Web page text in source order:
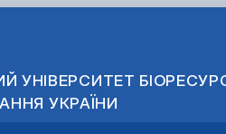
УНІВЕРСИТЕТ
УКРАЇНИ